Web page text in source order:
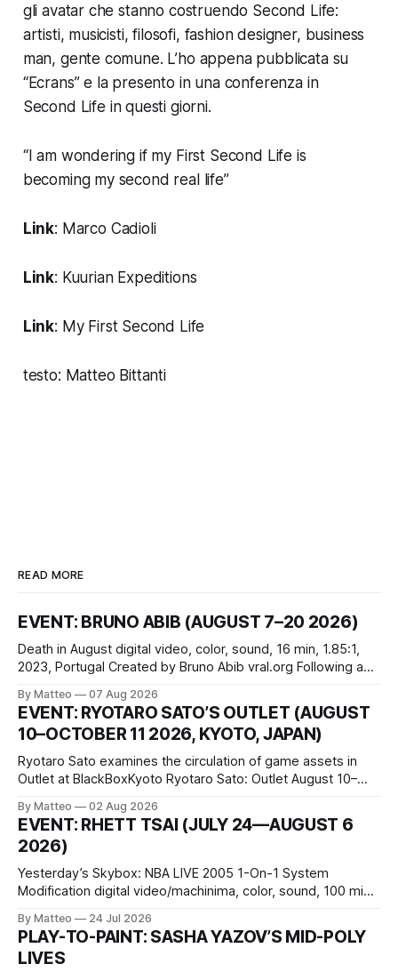
gli avatar che stanno costruendo Second Life:
artisti, musicisti, filosofi, fashion designer, business
man, gente comune. L’ho appena pubblicata su
“Ecrans” e la presento in una conferenza in
Second Life in questi giorni.
“I am wondering if my First Second Life is
becoming my second real life”
Link: Marco Cadioli
Link: Kuurian Expeditions
Link: My First Second Life
testo: Matteo Bittanti
READ MORE
EVENT: BRUNO ABIB (AUGUST 7–20 2026)
Death in August digital video, color, sound, 16 min, 1.85:1,
2023, Portugal Created by Bruno Abib vral.org Following a
friends responds in conflicting ways. Some resist the
conditions that surround them, while others seek refuge in a
virtual realm.
By Matteo 07 Aug 2026
EVENT: RYOTARO SATO’S OUTLET (AUGUST
10–OCTOBER 11 2026, KYOTO, JAPAN)
Ryotaro Sato examines the circulation of game assets in
Outlet at BlackBoxKyoto Ryotaro Sato: Outlet August 10–
1 Kashiwaya-cho, Nakagyo-ku Kyoto 604-8014, Japan
Opening hours: 1:00–9:00 p.m. Closed Tuesday and
Wednesday Admission: ¥1,500 on
By Matteo 02 Aug 2026
EVENT: RHETT TSAI (JULY 24—AUGUST 6
2026)
Yesterday’s Skybox: NBA LIVE 2005 1-On-1 System
Modification digital video/machinima, color, sound, 100 min,
one-on-one match between Yao Ming and Shaquille O’Neal.
The match itself is programmed to continue indefinitely.
This recording concludes when one player
By Matteo 24 Jul 2026
PLAY-TO-PAINT: SASHA YAZOV’S MID-POLY
LIVES